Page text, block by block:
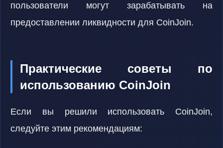
пользователи могут зарабатывать на
предоставлении ликвидности для CoinJoin.
Практические советы по
использованию CoinJoin
Если вы решили использовать CoinJoin,
следуйте этим рекомендациям: